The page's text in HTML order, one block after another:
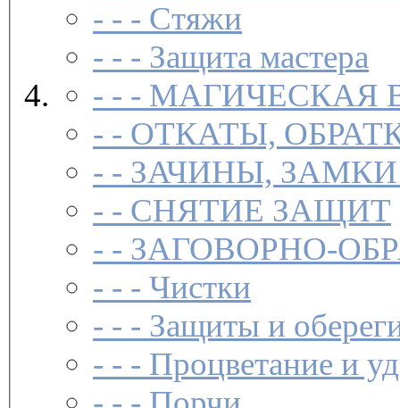
- - - Стяжи
- - - Защита мастера
- - - МАГИЧЕСКАЯ
- - ОТКАТЫ,
- - ЗАЧИНЫ,
- - СНЯТИЕ ЗАЩИТ
- - ЗАГОВОР­НО-
- - - Чистки­
- - - Защиты и
- - - Процветание и